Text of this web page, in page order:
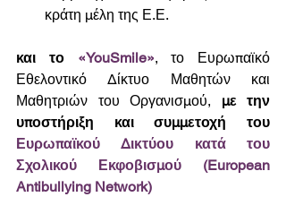
κράτη μέλη της Ε.Ε.
και το «YouSmile», το Ευρωπαϊκό
Εθελοντικό Δίκτυο Μαθητών και
Μαθητριών του Οργανισμού, με την
Ευρωπαϊκού Δικτύου κατά του
Σχολικού Εκφοβισμού (European
Antibullying Network)